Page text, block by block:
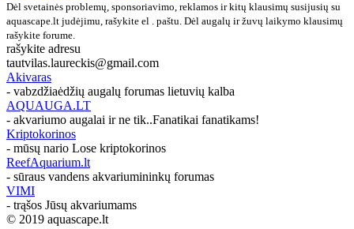
Dėl svetainės problemų, sponsoriavimo, reklamos ir kitų klausimų susijusių su
aquascape.lt judėjimu, rašykite el . paštu. Dėl augalų ir žuvų laikymo klausimų
rašykite forume.
rašykite adresu
tautvilas.laureckis@gmail.com
Akivaras
- vabzdžiaėdžių augalų forumas lietuvių kalba
AQUAUGA.LT
- akvariumo augalai ir ne tik..Fanatikai fanatikams!
Kriptokorinos
- mūsų nario Lose kriptokorinos
ReefAquarium.lt
- sūraus vandens akvariumininkų forumas
VIMI
- trąšos Jūsų akvariumams
© 2019 aquascape.lt